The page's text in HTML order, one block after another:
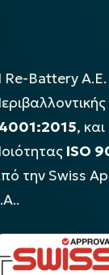
Re-Battery
,
ISO
την Swiss